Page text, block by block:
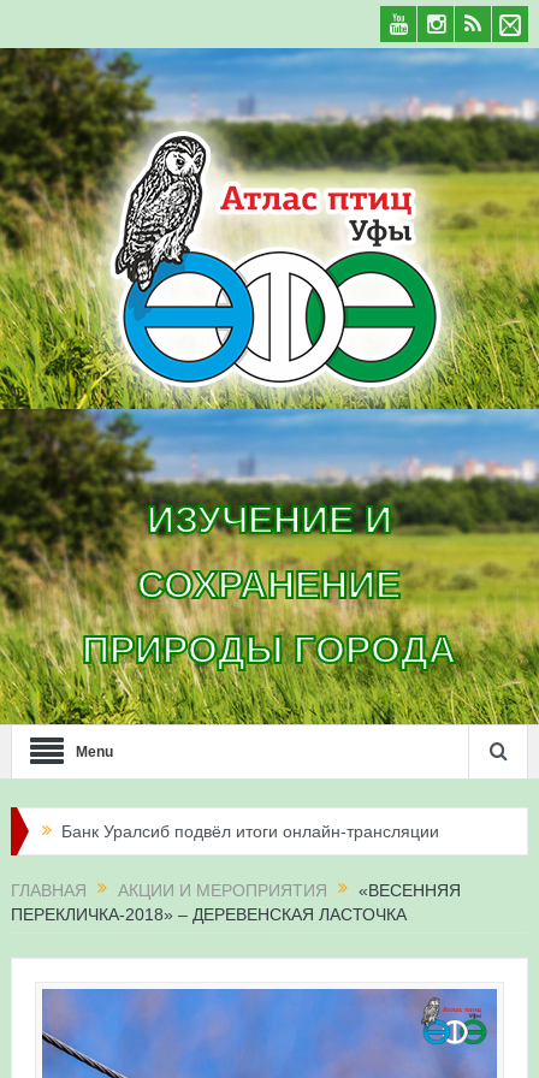
ИЗУЧЕНИЕ И
СОХРАНЕНИЕ
ПРИРОДЫ ГОРОДА
Menu
Банк Уралсиб подвёл итоги онлайн-трансляции
Итоги акции «Соловьиные вечера-2026» в
Три птенца сапсанов Уралсиба получили имена и
кольца
ГЛАВНАЯ АКЦИИ И МЕРОПРИЯТИЯ
«ВЕСЕННЯЯ
ПЕРЕКЛИЧКА-2018» – ДЕРЕВЕНСКАЯ ЛАСТОЧКА